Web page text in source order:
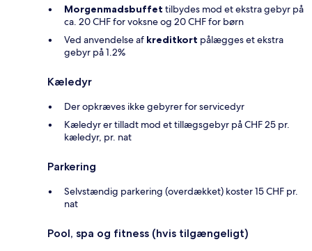
Morgenmadsbuffet tilbydes mod et ekstra gebyr på
ca. 20 CHF for voksne og 20 CHF for børn
Ved anvendelse af kreditkort pålægges et ekstra
gebyr på 1.2%
Kæledyr
Der opkræves ikke gebyrer for servicedyr
Kæledyr er tilladt mod et tillægsgebyr på CHF 25 pr.
kæledyr, pr. nat
Parkering
Selvstændig parkering (overdækket) koster 15 CHF pr.
nat
Pool, spa og fitness (hvis tilgængeligt)